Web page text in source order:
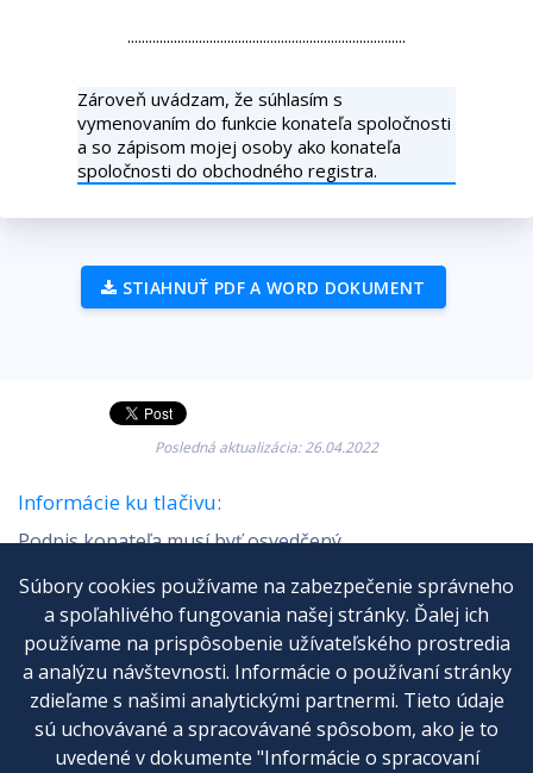
..............................................................................
STIAHNUŤ PDF A WORD DOKUMENT
Posledná aktualizácia: 26.04.2022
Informácie ku tlačivu:
Podpis konateľa musí byť osvedčený.
Kontakt
Súbory cookies používame na zabezpečenie správneho
a spoľahlivého fungovania našej stránky. Ďalej ich
používame na prispôsobenie užívateľského prostredia
a analýzu návštevnosti. Informácie o používaní stránky
zdieľame s našimi analytickými partnermi. Tieto údaje
sú uchovávané a spracovávané spôsobom, ako je to
uvedené v dokumente "Informácie o spracovaní